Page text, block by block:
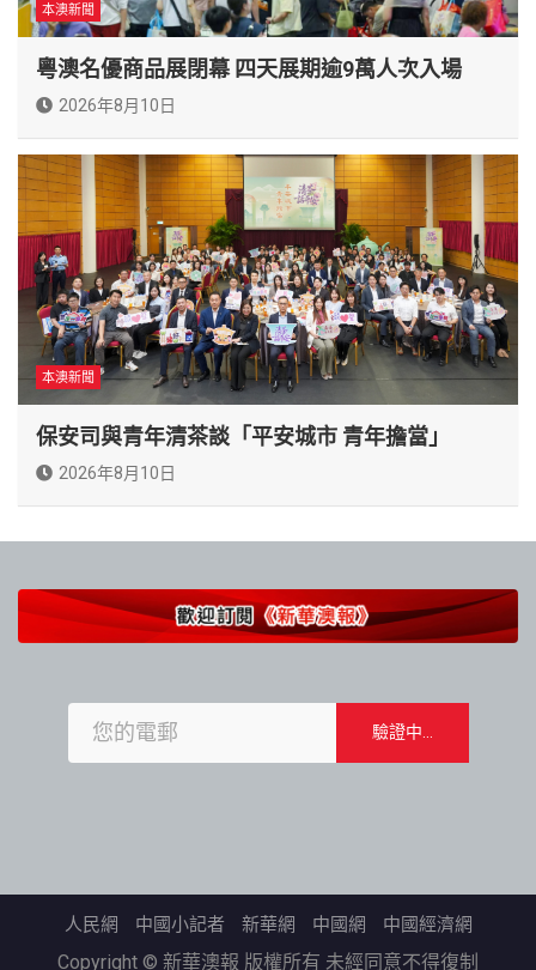
本澳新聞
粵澳名優商品展閉幕 四天展期逾9萬人次入場
2026年8月10日
本澳新聞
保安司與青年清茶談「平安城市 青年擔當」
2026年8月10日
人民網 中國小記者 新華網 中國網 中國經濟網
Copyright © 新華澳報 版權所有 未經同意不得復制